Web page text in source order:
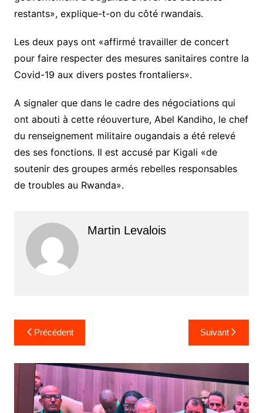
restants», explique-t-on du côté rwandais.
Les deux pays ont «affirmé travailler de concert
pour faire respecter des mesures sanitaires contre la
Covid-19 aux divers postes frontaliers».
A signaler que dans le cadre des négociations qui
ont abouti à cette réouverture, Abel Kandiho, le chef
du renseignement militaire ougandais a été relevé
des ses fonctions. Il est accusé par Kigali «de
soutenir des groupes armés rebelles responsables
de troubles au Rwanda».
Martin Levalois
Navigation
de
l’article
Précédent Suivant